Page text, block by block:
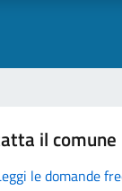
il comune
le domande